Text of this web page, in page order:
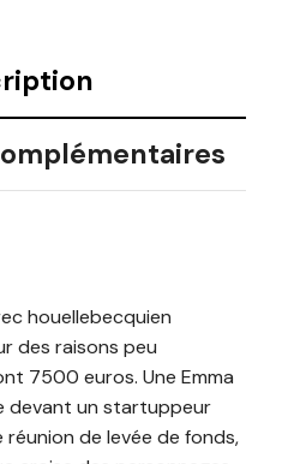
houellebecquien
des raisons peu
7500 euros. Une Emma
devant un startuppeur
réunion de levée de fonds,